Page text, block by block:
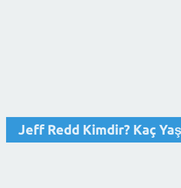
Jeff Redd Kimdir? Kaç